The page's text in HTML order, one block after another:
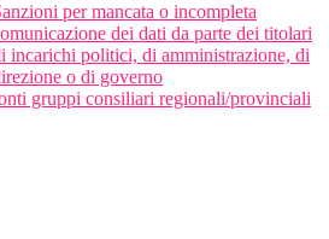
per mancata o incompleta
dei dati da parte dei titolari
incarichi politici, di amministrazione, di
o di governo
gruppi consiliari regionali/provinciali